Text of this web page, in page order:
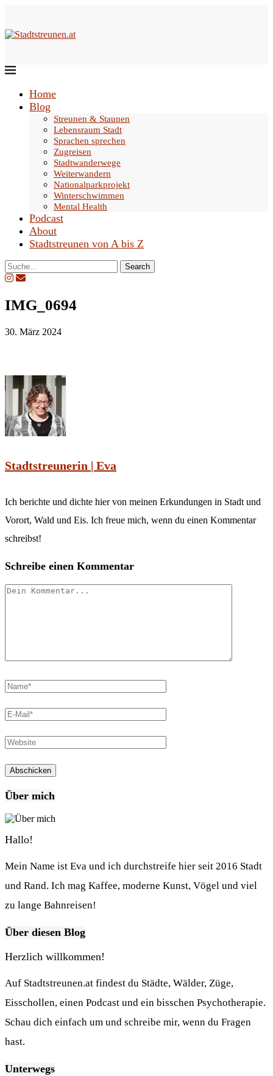
Home
Blog
Streunen & Staunen
Lebensraum Stadt
Sprachen sprechen
Zugreisen
Stadtwanderwege
Weiterwandern
Nationalparkprojekt
Winterschwimmen
Mental Health
Podcast
About
Stadtstreunen von A bis Z
Search
IMG_0694
30. März 2024
Stadtstreunerin | Eva
Ich berichte und dichte hier von meinen Erkundungen in Stadt und
Vorort, Wald und Eis. Ich freue mich, wenn du einen Kommentar
schreibst!
Schreibe einen Kommentar
Über mich
Hallo!
Mein Name ist Eva und ich durchstreife hier seit 2016 Stadt
und Rand. Ich mag Kaffee, moderne Kunst, Vögel und viel
zu lange Bahnreisen!
Über diesen Blog
Herzlich willkommen!
Auf Stadtstreunen.at findest du Städte, Wälder, Züge,
Eisschollen, einen Podcast und ein bisschen Psychotherapie.
Schau dich einfach um und schreibe mir, wenn du Fragen
hast.
Unterwegs